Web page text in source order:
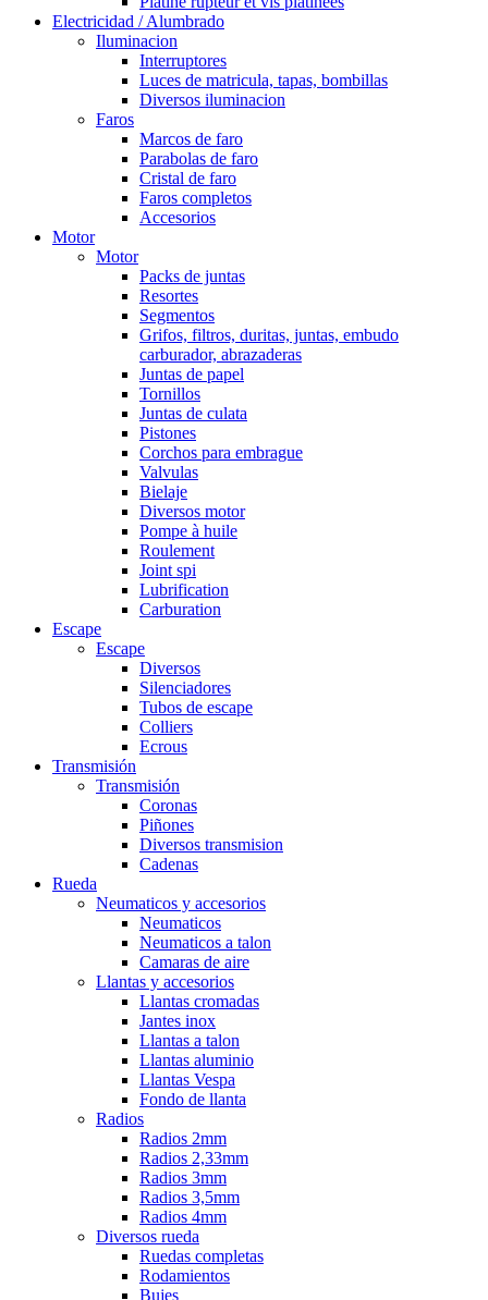
Electricidad / Alumbrado
Iluminacion
Interruptores
Luces de matricula, tapas, bombillas
Diversos iluminacion
Faros
Marcos de faro
Parabolas de faro
Cristal de faro
Faros completos
Accesorios
Motor
Motor
Packs de juntas
Resortes
Segmentos
Grifos, filtros, duritas, juntas, embudo
carburador, abrazaderas
Juntas de papel
Tornillos
Juntas de culata
Pistones
Corchos para embrague
Valvulas
Bielaje
Diversos motor
Pompe à huile
Roulement
Joint spi
Lubrification
Carburation
Escape
Escape
Diversos
Silenciadores
Tubos de escape
Colliers
Ecrous
Transmisión
Transmisión
Coronas
Piñones
Diversos transmision
Cadenas
Rueda
Neumaticos y accesorios
Neumaticos
Neumaticos a talon
Camaras de aire
Llantas y accesorios
Llantas cromadas
Jantes inox
Llantas a talon
Llantas aluminio
Llantas Vespa
Fondo de llanta
Radios
Radios 2mm
Radios 2,33mm
Radios 3mm
Radios 3,5mm
Radios 4mm
Diversos rueda
Ruedas completas
Rodamientos
Bujes